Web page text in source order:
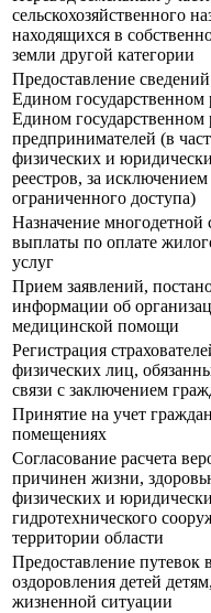
сельскохозяйственного
находящихся в
земли другой категории
Предоставление
Едином
Едином государственном
предпринимателей (в
физических и
реестров, за
ограниченного доступа)
Назначение
выплаты по оплате
услуг
Прием заявлений,
информации об
медицинской помощи
Регистрация
физических лиц,
связи с заключением
Принятие на учет
помещениях
Согласование расчета
причинен жизни,
физических и
гидротехнического
территории области
Предоставление путевок
оздоровления детей
жизненной ситуации